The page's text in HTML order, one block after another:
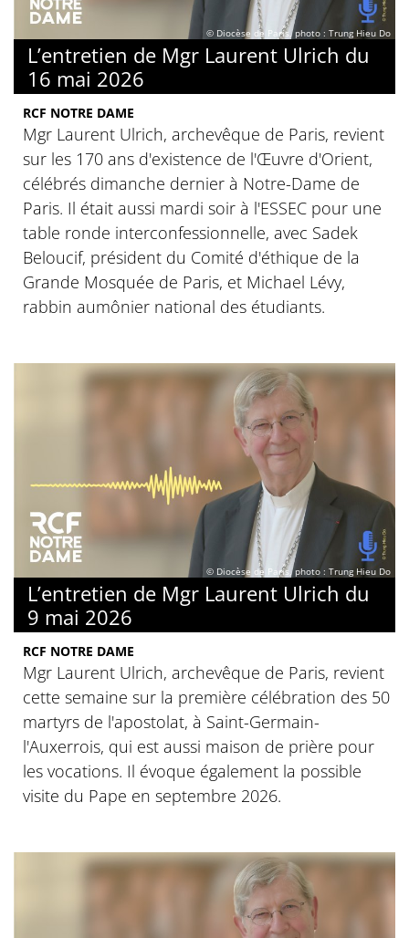
© Diocèse de Paris, photo : Trung Hieu Do
L’entretien de Mgr Laurent Ulrich du
16 mai 2026
RCF NOTRE DAME
Mgr Laurent Ulrich, archevêque de Paris, revient
sur les 170 ans d'existence de l'Œuvre d'Orient,
célébrés dimanche dernier à Notre-Dame de
Paris. Il était aussi mardi soir à l'ESSEC pour une
table ronde interconfessionnelle, avec Sadek
Beloucif, président du Comité d'éthique de la
Grande Mosquée de Paris, et Michael Lévy,
rabbin aumônier national des étudiants.
© Diocèse de Paris, photo : Trung Hieu Do
L’entretien de Mgr Laurent Ulrich du
9 mai 2026
RCF NOTRE DAME
Mgr Laurent Ulrich, archevêque de Paris, revient
cette semaine sur la première célébration des 50
martyrs de l'apostolat, à Saint-Germain-
l'Auxerrois, qui est aussi maison de prière pour
les vocations. Il évoque également la possible
visite du Pape en septembre 2026.